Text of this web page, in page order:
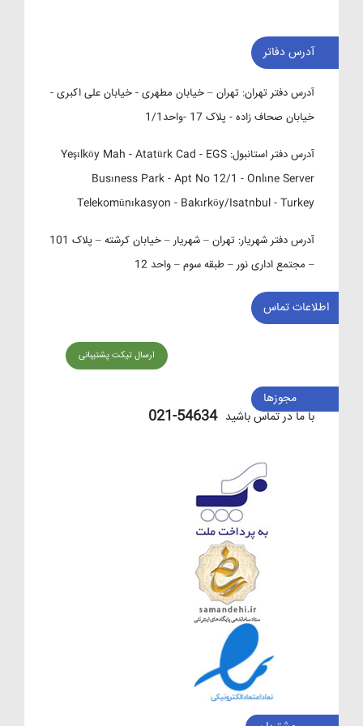
آدرس دفاتر
آدرس دفتر تهران: تهران – خیابان مطهری - خیابان علی اکبری -
خیابان صحاف زاده - پلاک 17 -واحد1/1
آدرس دفتر استانبول: Yeşılköy Mah - Atatürk Cad - EGS
Busıness Park - Apt No 12/1 - Onlıne Server
Telekomünıkasyon - Bakırköy/Isatnbul - Turkey
آدرس دفتر شهریار:
تهران – شهریار – خیابان کرشته – پلاک 101
– مجتمع اداری نور – طبقه سوم – واحد 12
اطلاعات تماس
ارسال تیکت پشتیبانی
با ما در تماس باشید 54634-021
مجوزها